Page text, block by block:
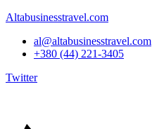
Altabusinesstravel.com
al@altabusinesstravel.com
+380 (44) 221-3405
Twitter